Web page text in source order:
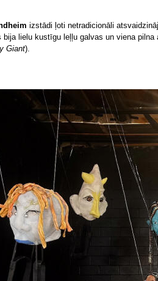
izstādi ļoti netradicionāli
bija lielu kustīgu leļļu galvas un viena
Giant).